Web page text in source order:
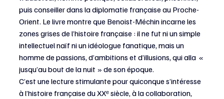
puis conseiller dans la diplomatie française au Proche-
Orient. Le livre montre que Benoist-Méchin incarne les
zones grises de l’histoire française : il ne fut ni un simple
intellectuel naïf ni un idéologue fanatique, mais un
homme de passions, d’ambitions et d’illusions, qui alla  «
jusqu’au bout de la nuit » de son époque.
C’est une lecture stimulante pour quiconque s’intéresse
à l’histoire française du XXᵉ siècle, à la collaboration,